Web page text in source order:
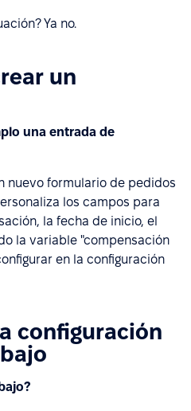
Ya no.
un
una entrada de
nuevo formulario de pedidos
los campos para
la fecha de inicio, el
la variable "compensación
en la configuración
configuración